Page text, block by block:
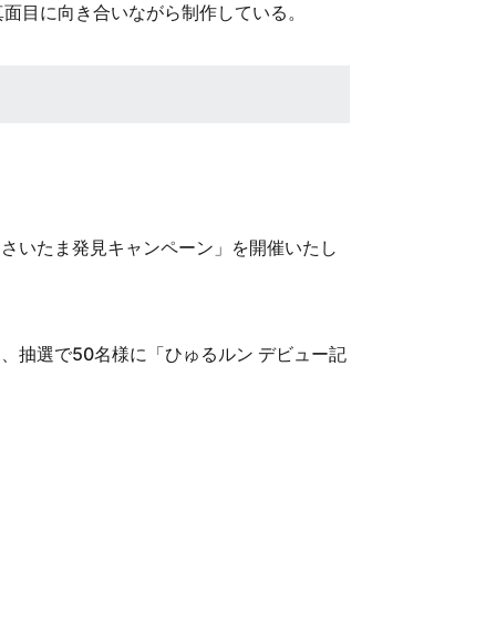
目に向き合いながら制作している。
いたま発見キャンペーン」を開催いたし
抽選で50名様に「ひゅるルン デビュー記